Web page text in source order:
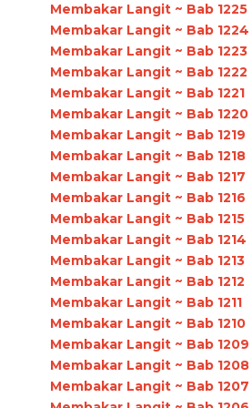
Membakar Langit ~ Bab 1225
Membakar Langit ~ Bab 1224
Membakar Langit ~ Bab 1223
Membakar Langit ~ Bab 1222
Membakar Langit ~ Bab 1221
Membakar Langit ~ Bab 1220
Membakar Langit ~ Bab 1219
Membakar Langit ~ Bab 1218
Membakar Langit ~ Bab 1217
Membakar Langit ~ Bab 1216
Membakar Langit ~ Bab 1215
Membakar Langit ~ Bab 1214
Membakar Langit ~ Bab 1213
Membakar Langit ~ Bab 1212
Membakar Langit ~ Bab 1211
Membakar Langit ~ Bab 1210
Membakar Langit ~ Bab 1209
Membakar Langit ~ Bab 1208
Membakar Langit ~ Bab 1207